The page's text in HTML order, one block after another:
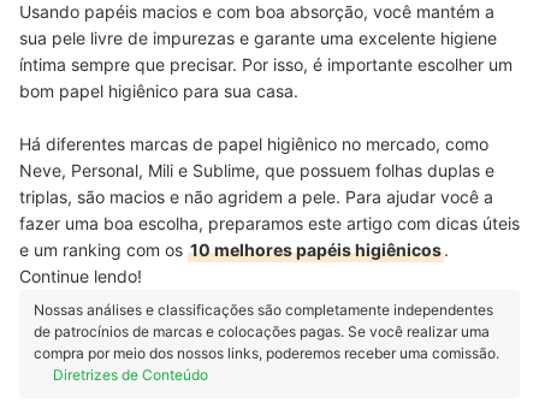
Usando papéis macios e com boa absorção, você mantém a
sua pele livre de impurezas e garante uma excelente higiene
íntima sempre que precisar. Por isso, é importante escolher um
bom papel higiênico para sua casa.
Há diferentes marcas de papel higiênico no mercado, como
Neve, Personal, Mili e Sublime, que possuem folhas duplas e
triplas, são macios e não agridem a pele. Para ajudar você a
fazer uma boa escolha, preparamos este artigo com dicas úteis
e um ranking com os 10 melhores papéis higiênicos.
Continue lendo!
Nossas análises e classificações são completamente independentes
de patrocínios de marcas e colocações pagas. Se você realizar uma
compra por meio dos nossos links, poderemos receber uma comissão.
Diretrizes de Conteúdo